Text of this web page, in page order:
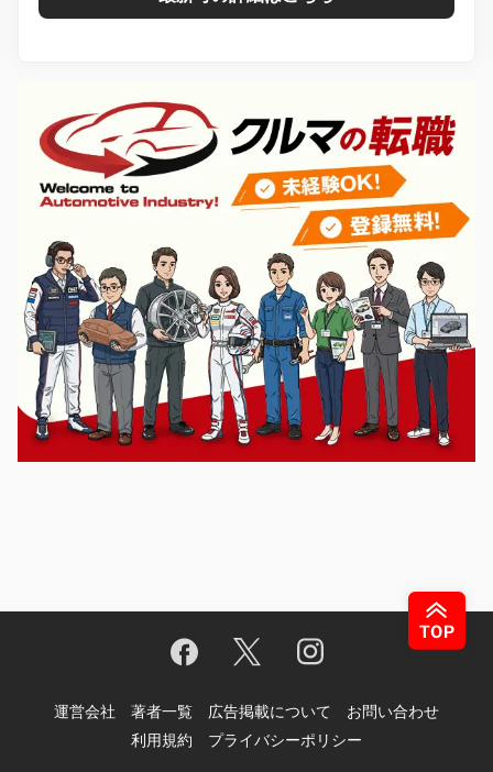
運営会社 著者一覧 広告掲載について
お問い合わせ
利用規約
プライバシーポリシー